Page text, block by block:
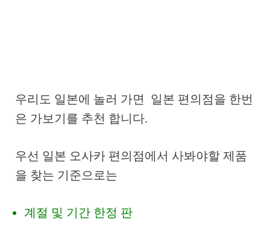
우리도 일본에 놀러 가면 일본 편의점을 한번
은 가보기를 추천 합니다.
우선 일본 오사카 편의점에서 사봐야할 제품
을 찾는 기준으로는
계절 및 기간 한정 판